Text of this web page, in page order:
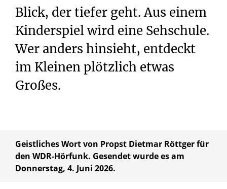
Blick, der tiefer geht. Aus einem
Kinderspiel wird eine Sehschule.
Wer anders hinsieht, entdeckt
im Kleinen plötzlich etwas
Großes.
Geistliches Wort von Propst Dietmar Röttger für
den WDR-Hörfunk. Gesendet wurde es am
Donnerstag, 4. Juni 2026.